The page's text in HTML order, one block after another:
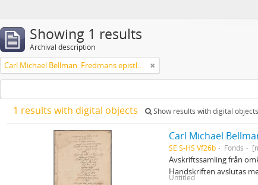
Showing 1 results
Archival description
Carl Michael Bellman: Fredmans epistlar och sånger m.fl. Bellman-texter
1 results with digital objects Show results with digital objects
Carl Michael
SE S-HS Vf26b Fonds
Avskriftssamling från
Handskriften avslutas
Untitled